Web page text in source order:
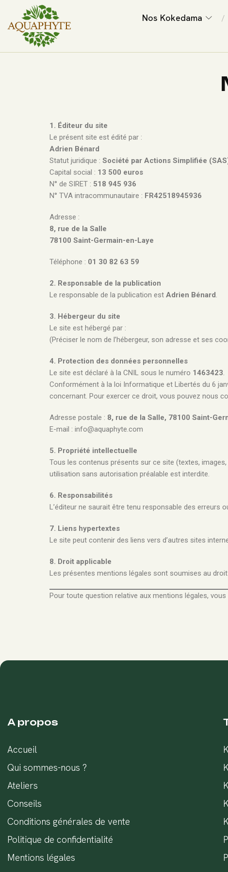
Nos Kokedama /
1. Éditeur du site
Le présent site est édité par :
Adrien Bénard
Statut juridique : Société par Actions Simplifiée
Capital social : 13 500 euros
N° de SIRET : 518 945 936
N° TVA intracommunautaire : FR42518945936
Adresse :
8, rue de la Salle
78100 Saint-Germain-en-Laye
Téléphone : 01 30 82 63 59
2. Responsable de la publication
Le responsable de la publication est Adrien Bénard .
3. Hébergeur du site
Le site est hébergé par :
(Préciser le nom de l’hébergeur, son adresse et ses
4. Protection des données personnelles
Le site est déclaré à la CNIL sous le numéro 1463423.
Conformément à la loi Informatique et Libertés du 6
concernant. Pour exercer ce droit, vous pouvez nous
Adresse postale : 8, rue de la Salle, 78100 Saint-
E-mail : info@aquaphyte.com
5. Propriété intellectuelle
Tous les contenus présents sur ce site (textes,
utilisation sans autorisation préalable est interdite.
6. Responsabilités
L’éditeur ne saurait être tenu responsable des
7. Liens hypertextes
Le site peut contenir des liens vers d’autres sites
8. Droit applicable
Les présentes mentions légales sont soumises au
Pour toute question relative aux mentions légales,
A propos
Accueil
Qui sommes-nous ?
Ateliers
Conseils
Conditions générales de vente
Politique de confidentialité
Mentions légales